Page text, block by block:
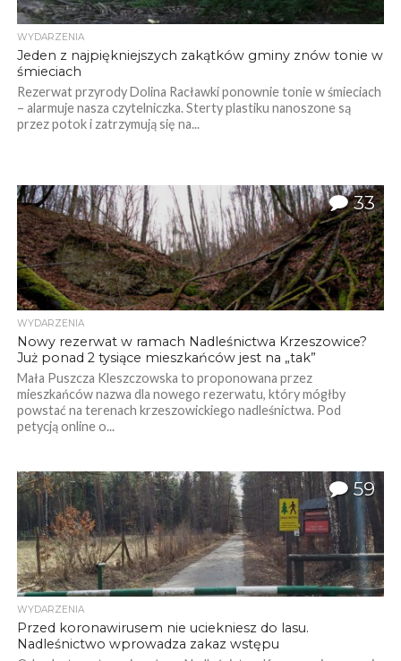
WYDARZENIA
Jeden z najpiękniejszych zakątków gminy znów tonie w
śmieciach
Rezerwat przyrody Dolina Racławki ponownie tonie w śmieciach
– alarmuje nasza czytelniczka. Sterty plastiku nanoszone są
przez potok i zatrzymują się na...
33
WYDARZENIA
Nowy rezerwat w ramach Nadleśnictwa Krzeszowice?
Już ponad 2 tysiące mieszkańców jest na „tak”
Mała Puszcza Kleszczowska to proponowana przez
mieszkańców nazwa dla nowego rezerwatu, który mógłby
powstać na terenach krzeszowickiego nadleśnictwa. Pod
petycją online o...
59
WYDARZENIA
Przed koronawirusem nie uciekniesz do lasu.
Nadleśnictwo wprowadza zakaz wstępu